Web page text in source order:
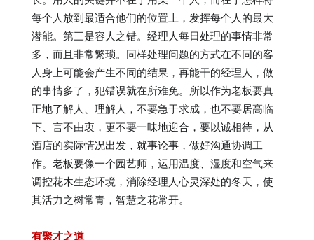
每个人放到最适合他们的位置上，发挥每个人的最大
潜能。第三是容人之错。经理人每日处理的事情非常
多，而且非常繁琐。同样处理问题的方式在不同的客
人身上可能会产生不同的结果，再能干的经理人，做
的事情多了，犯错误就在所难免。所以作为老板要真
正地了解人、理解人，不要急于求成，也不要居高临
下、言不由衷，更不要一味地迎合，要以诚相待，从
酒店的实际情况出发，就事论事，做好沟通协调工
作。老板要像一个园艺师，运用温度、湿度和空气来
调控花木生态环境，消除经理人心灵深处的冬天，使
其活力之树常青，智慧之花常开。
有聚才之道